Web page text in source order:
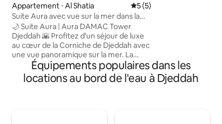
Appartement ⋅ Al Shatia Évaluation moyenne sur
5 (5)
Suite Aura avec vue sur la mer dans la
DAMAC Tower
🌙 Suite Aura | Aura DAMAC Tower
Djeddah 🌇 Profitez d'un séjour de luxe
au cœur de la Corniche de Djeddah avec
une vue panoramique sur la mer. La
suite dispose d'un jacuzzi pour deux
personnes avec vue directe sur la mer,
de sièges spéciaux, d'une chambre avec
rapide et sécurité
du voyageur Interdiction de fumer, de
faire la fête ou
Équipements populaires dans les
locations au bord de l'eau à Djeddah